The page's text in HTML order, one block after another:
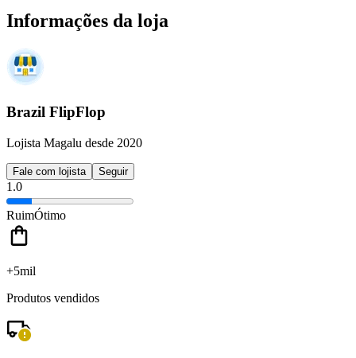
Informações da loja
Brazil FlipFlop
Lojista Magalu desde 2020
Fale com lojista Seguir
1.0
RuimÓtimo
+5mil
Produtos vendidos